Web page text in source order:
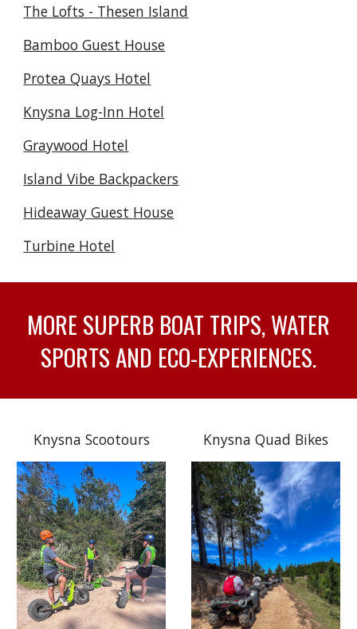
The Lofts - Thesen Island
Bamboo Guest House
Protea Quays Hotel
Knysna Log-Inn Hotel
Graywood Hotel
Island Vibe Backpackers
Hideaway Guest House
Turbine Hotel
MORE SUPERB BOAT TRIPS, WATER
SPORTS AND ECO-EXPERIENCES.
Knysna Scootours Knysna Quad Bikes